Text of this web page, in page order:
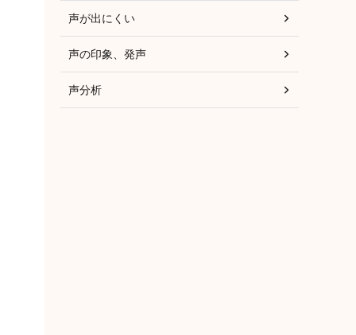
声が出にくい
声の印象、発声
声分析